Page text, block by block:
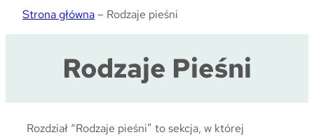
Strona główna – Rodzaje pieśni
Rodzaje Pieśni
Rozdział “Rodzaje pieśni” to sekcja, w której